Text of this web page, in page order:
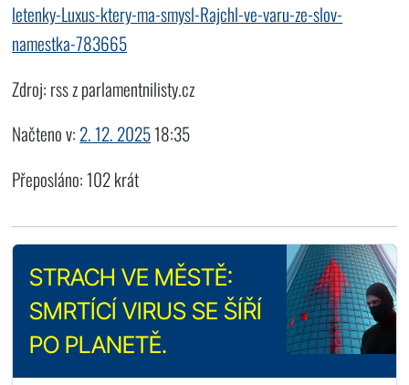
letenky-Luxus-ktery-ma-smysl-Rajchl-ve-varu-ze-slov-
namestka-783665
Zdroj: rss z parlamentnilisty.cz
Načteno v: 2. 12. 202518:35
Přeposláno: 102 krát
STRACH VE MĚSTĚ:
SMRTÍCÍ VIRUS SE ŠÍŘÍ
PO PLANETĚ.